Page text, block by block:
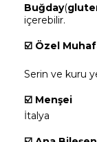
Buğday(
içerebilir.
☑️ Özel
Serin ve kuru
☑️ Menşei
İtalya